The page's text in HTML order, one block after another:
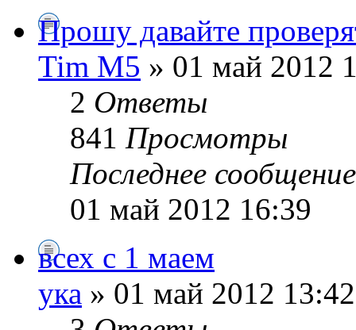
Прошу давайте
Tim M5 » 01 май 2012
2 Ответы
841 Просмотры
Последнее
01 май 2012 16:39
всех с 1 маем
ука » 01 май 2012 13:42